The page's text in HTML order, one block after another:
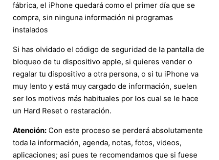
fábrica, el iPhone quedará como el primer día que se
compra, sin ninguna información ni programas
instalados
Si has olvidado el código de seguridad de la pantalla de
bloqueo de tu dispositivo apple, si quieres vender o
regalar tu dispositivo a otra persona, o si tu iPhone va
muy lento y está muy cargado de información, suelen
ser los motivos más habituales por los cual se le hace
un Hard Reset o restaración.
Atención: Con este proceso se perderá absolutamente
toda la información, agenda, notas, fotos, videos,
aplicaciones; así pues te recomendamos que si fuese